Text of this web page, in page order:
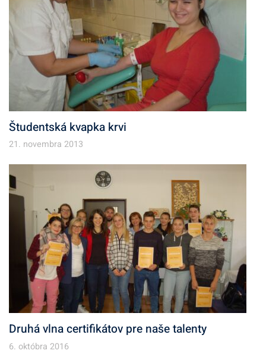
Študentská kvapka krvi
21. novembra 2013
Druhá vlna certifikátov pre naše talenty
6. októbra 2016